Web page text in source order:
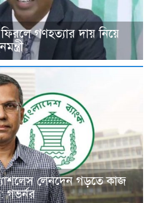
ফিরলে গণহত্যার দায় নিয়ে
লেনদেন গড়তে কাজ
গভর্নর